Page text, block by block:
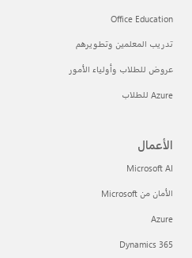
Office Education
تدريب المعلمين وتطويرهم
عروض للطلاب وأولياء الأمور
Azure للطلاب
الأعمال
Microsoft AI
الأمان من Microsoft
Azure
Dynamics 365